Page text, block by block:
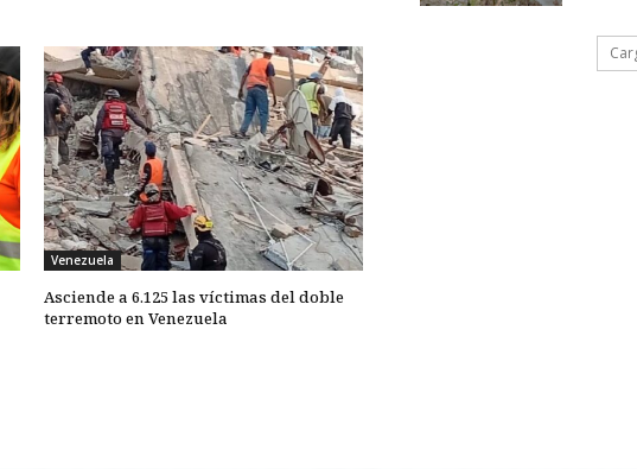
Venezuela
Asciende a 6.125 las víctimas del doble
terremoto en Venezuela